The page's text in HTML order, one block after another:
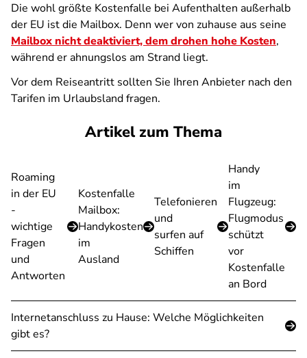
Die wohl größte Kostenfalle bei Aufenthalten außerhalb
der EU ist die Mailbox. Denn wer von zuhause aus seine
Mailbox nicht deaktiviert, dem drohen hohe Kosten,
während er ahnungslos am Strand liegt.
Vor dem Reiseantritt sollten Sie Ihren Anbieter nach den
Tarifen im Urlaubsland fragen.
Artikel zum Thema
Roaming
in der EU
-
wichtige
Fragen
und
Antworten
Kostenfalle
Mailbox:
Handykosten
im
Ausland
Telefonieren
und
surfen auf
Schiffen
Handy
im
Flugzeug:
Flugmodus
schützt
vor
Kostenfalle
an Bord
Internetanschluss zu Hause: Welche Möglichkeiten
gibt es?